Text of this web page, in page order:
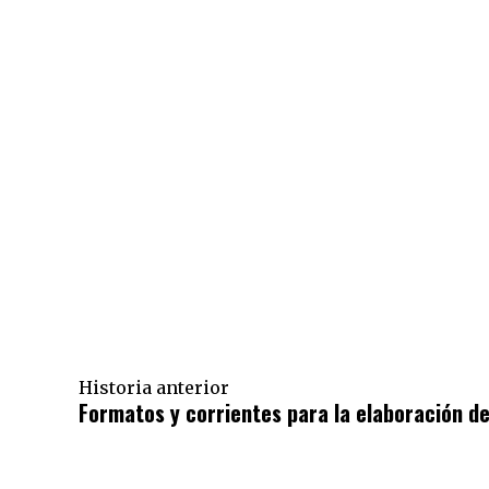
Historia anterior
Formatos y corrientes para la elaboración